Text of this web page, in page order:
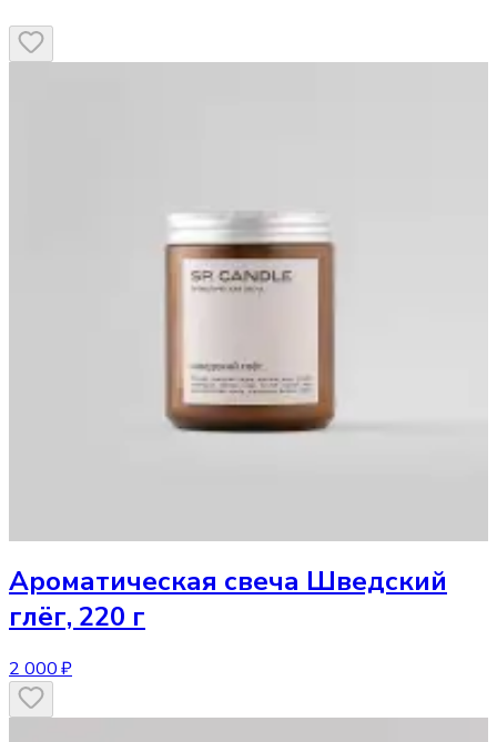
Ароматическая свеча Шведский
глёг, 220 г
2 000 ₽